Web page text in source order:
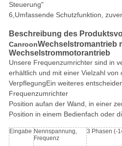
Steuerung"
6,Umfassende Schutzfunktion,
Beschreibung des Produkts
CanroonWechselstromantrieb
Wechselstrommotorantrieb
Unsere Frequenzumrichter sind in
erhältlich und mit einer Vielzahl von
VerpflegungEin weiteres
Frequenzumrichter
Position aufan der Wand, in einer
Position in einem Bedienfach oder
Eingabe Nennspannung,
Frequenz
3 Phasen (-